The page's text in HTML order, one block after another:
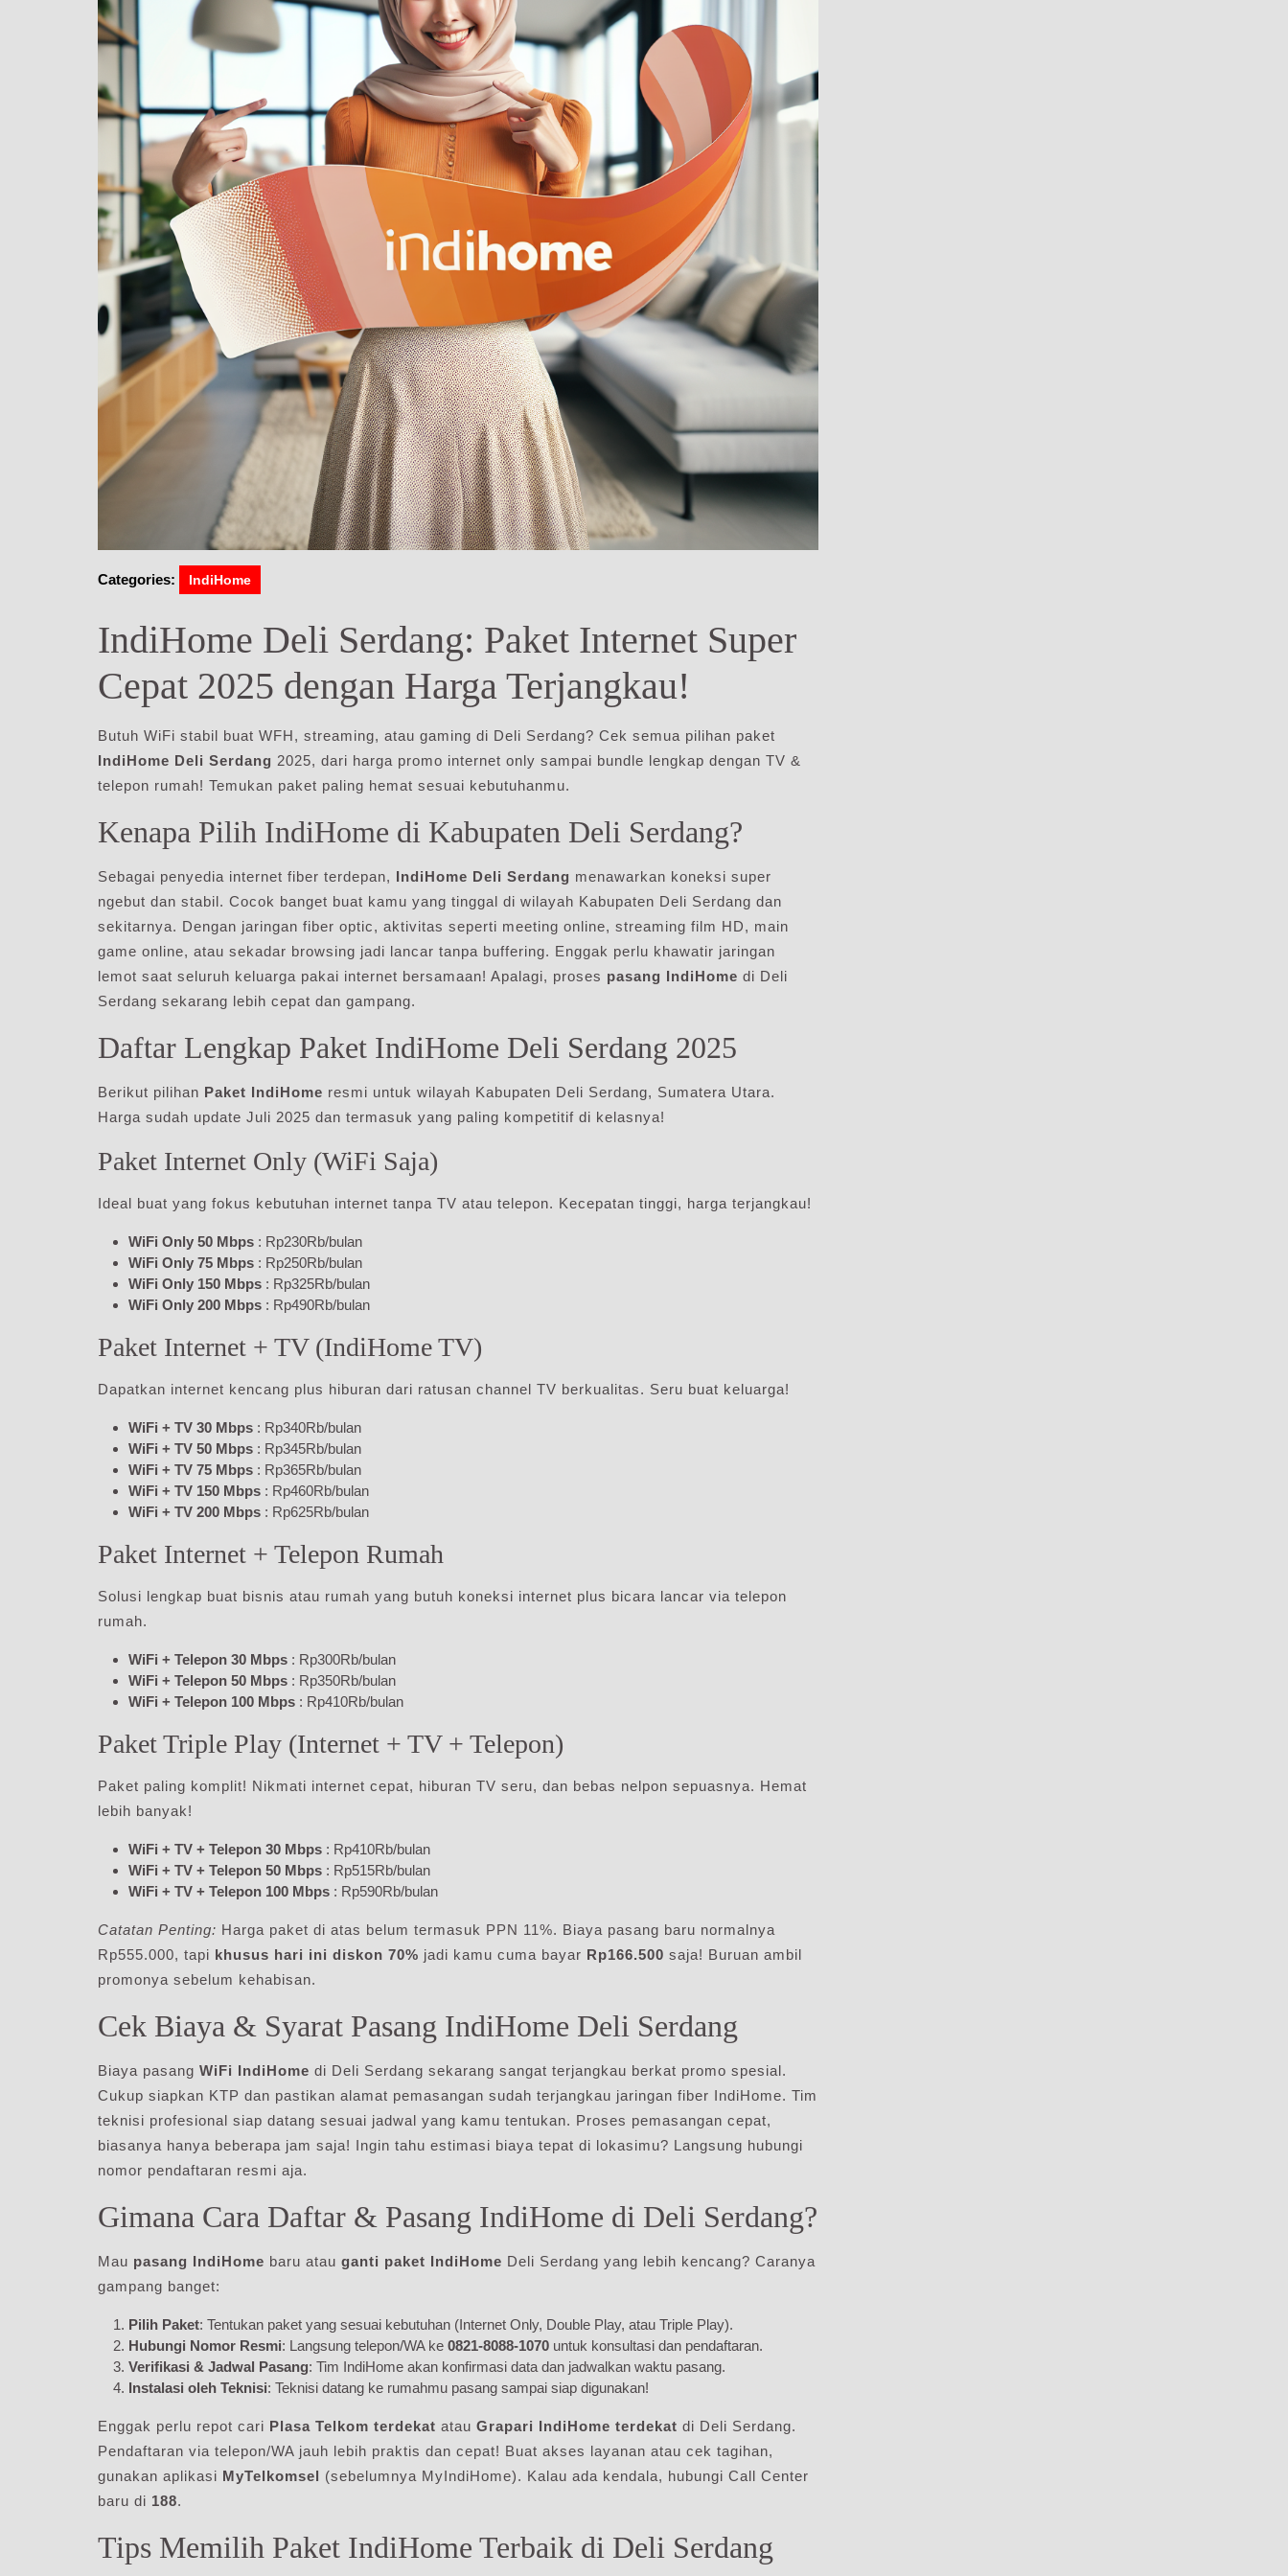
Categories: IndiHome
IndiHome Deli Serdang: Paket Internet Super
Cepat 2025 dengan Harga Terjangkau!
Butuh WiFi stabil buat WFH, streaming, atau gaming di Deli Serdang? Cek semua pilihan paket
IndiHome Deli Serdang 2025, dari harga promo internet only sampai bundle lengkap dengan TV &
telepon rumah! Temukan paket paling hemat sesuai kebutuhanmu.
Kenapa Pilih IndiHome di Kabupaten Deli Serdang?
Sebagai penyedia internet fiber terdepan, IndiHome Deli Serdang menawarkan koneksi super
ngebut dan stabil. Cocok banget buat kamu yang tinggal di wilayah Kabupaten Deli Serdang dan
sekitarnya. Dengan jaringan fiber optic, aktivitas seperti meeting online, streaming film HD, main
game online, atau sekadar browsing jadi lancar tanpa buffering. Enggak perlu khawatir jaringan
lemot saat seluruh keluarga pakai internet bersamaan! Apalagi, proses pasang IndiHome di Deli
Serdang sekarang lebih cepat dan gampang.
Daftar Lengkap Paket IndiHome Deli Serdang 2025
Berikut pilihan Paket IndiHome resmi untuk wilayah Kabupaten Deli Serdang, Sumatera Utara.
Harga sudah update Juli 2025 dan termasuk yang paling kompetitif di kelasnya!
Paket Internet Only (WiFi Saja)
Ideal buat yang fokus kebutuhan internet tanpa TV atau telepon. Kecepatan tinggi, harga terjangkau!
WiFi Only 50 Mbps : Rp230Rb/bulan
WiFi Only 75 Mbps : Rp250Rb/bulan
WiFi Only 150 Mbps : Rp325Rb/bulan
WiFi Only 200 Mbps : Rp490Rb/bulan
Paket Internet + TV (IndiHome TV)
Dapatkan internet kencang plus hiburan dari ratusan channel TV berkualitas. Seru buat keluarga!
WiFi + TV 30 Mbps : Rp340Rb/bulan
WiFi + TV 50 Mbps : Rp345Rb/bulan
WiFi + TV 75 Mbps : Rp365Rb/bulan
WiFi + TV 150 Mbps : Rp460Rb/bulan
WiFi + TV 200 Mbps : Rp625Rb/bulan
Paket Internet + Telepon Rumah
Solusi lengkap buat bisnis atau rumah yang butuh koneksi internet plus bicara lancar via telepon
rumah.
WiFi + Telepon 30 Mbps : Rp300Rb/bulan
WiFi + Telepon 50 Mbps : Rp350Rb/bulan
WiFi + Telepon 100 Mbps : Rp410Rb/bulan
Paket Triple Play (Internet + TV + Telepon)
Paket paling komplit! Nikmati internet cepat, hiburan TV seru, dan bebas nelpon sepuasnya. Hemat
lebih banyak!
WiFi + TV + Telepon 30 Mbps : Rp410Rb/bulan
WiFi + TV + Telepon 50 Mbps : Rp515Rb/bulan
WiFi + TV + Telepon 100 Mbps : Rp590Rb/bulan
Catatan Penting: Harga paket di atas belum termasuk PPN 11%. Biaya pasang baru normalnya
Rp555.000, tapi khusus hari ini diskon 70% jadi kamu cuma bayar Rp166.500 saja! Buruan ambil
promonya sebelum kehabisan.
Cek Biaya & Syarat Pasang IndiHome Deli Serdang
Biaya pasang WiFi IndiHome di Deli Serdang sekarang sangat terjangkau berkat promo spesial.
Cukup siapkan KTP dan pastikan alamat pemasangan sudah terjangkau jaringan fiber IndiHome. Tim
teknisi profesional siap datang sesuai jadwal yang kamu tentukan. Proses pemasangan cepat,
biasanya hanya beberapa jam saja! Ingin tahu estimasi biaya tepat di lokasimu? Langsung hubungi
nomor pendaftaran resmi aja.
Gimana Cara Daftar & Pasang IndiHome di Deli Serdang?
Mau pasang IndiHome baru atau ganti paket IndiHome Deli Serdang yang lebih kencang? Caranya
gampang banget:
Pilih Paket: Tentukan paket yang sesuai kebutuhan (Internet Only, Double Play, atau Triple Play).
Hubungi Nomor Resmi: Langsung telepon/WA ke 0821-8088-1070 untuk konsultasi dan pendaftaran.
Verifikasi & Jadwal Pasang: Tim IndiHome akan konfirmasi data dan jadwalkan waktu pasang.
Instalasi oleh Teknisi: Teknisi datang ke rumahmu pasang sampai siap digunakan!
Enggak perlu repot cari Plasa Telkom terdekat atau Grapari IndiHome terdekat di Deli Serdang.
Pendaftaran via telepon/WA jauh lebih praktis dan cepat! Buat akses layanan atau cek tagihan,
gunakan aplikasi MyTelkomsel (sebelumnya MyIndiHome). Kalau ada kendala, hubungi Call Center
baru di 188.
Tips Memilih Paket IndiHome Terbaik di Deli Serdang